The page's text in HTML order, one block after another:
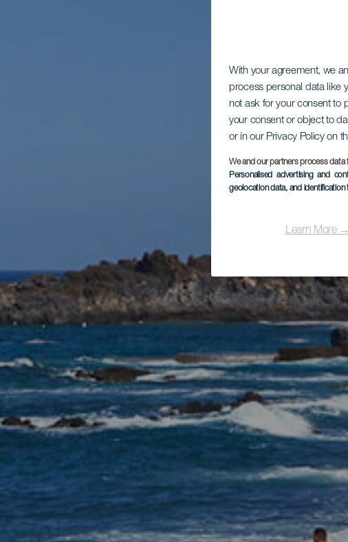
With your agreement, we
process personal data like
not ask for your consent to
your consent or object to
or in our Privacy Policy on
We and our partners process data
Personalised advertising and
geolocation data, and identification
Learn More